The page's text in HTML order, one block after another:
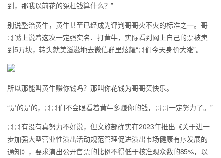
到，那我以前花的冤枉钱算什么？”
别说整治黄牛，黄牛甚至已经成为评判哥哥火不火的标准之一。哥
哥嘴上说着这次一定强实名、打黄牛，实际看到网上自己的票被卖
到5万块，转头就美滋滋地去微信群里炫耀“哥们今天身价大涨”。
所以那能叫黄牛赚你钱吗？那叫你花钱为哥哥买快乐。
“是的是的，哥哥们不会眼看着黄牛多赚你的钱，哥哥一定努力了。”
哥哥有没有真努力不好说，但文旅部确实在2023年推出《关于进一
步加强大型营业性演出活动规范管理促进演出市场健康有序发展的
通知》，要求演出公开售票的比例不得低于核准观众数的85%，以